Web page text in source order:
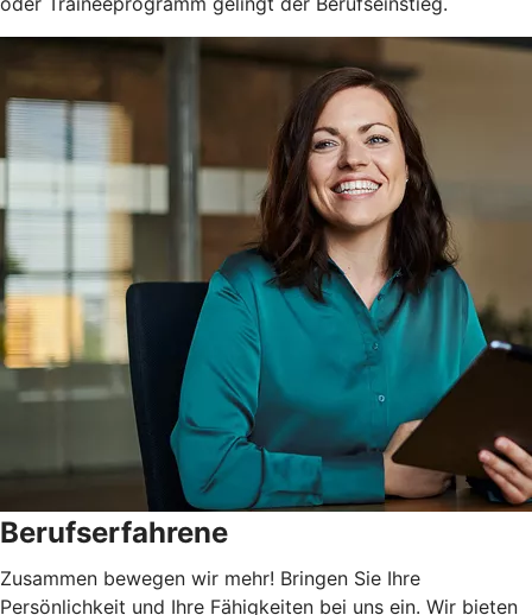
Berufserfahrene
Zusammen bewegen wir mehr! Bringen Sie Ihre
Persönlichkeit und Ihre Fähigkeiten bei uns ein. Wir bieten